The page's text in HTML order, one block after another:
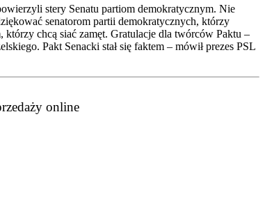
stery Senatu partiom demokratycznym. Nie
senatorom partii demokratycznych, którzy
chcą siać zamęt. Gratulacje dla twórców Paktu –
Pakt Senacki stał się faktem – mówił prezes PSL
online